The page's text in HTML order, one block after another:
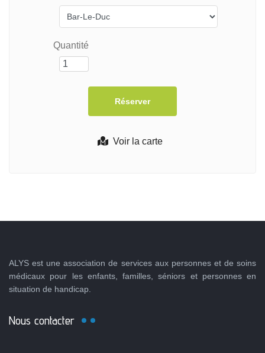
Voir la carte
Quantité
ALYS est une association de services aux personnes et de soins
médicaux pour les enfants, familles, séniors et personnes en
situation de handicap.
Nous contacter